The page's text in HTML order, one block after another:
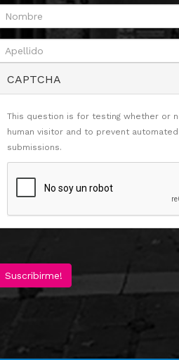
CAPTCHA
This question is for testing whether or
human visitor and to prevent
submissions.
Suscribirme!